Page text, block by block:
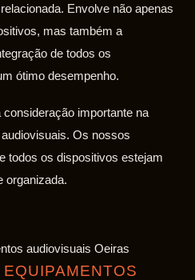
Envolve não apenas
mas também a
de todos os
ótimo desempenho.
importante na
Os nossos
todos os dispositivos estejam
organizada.